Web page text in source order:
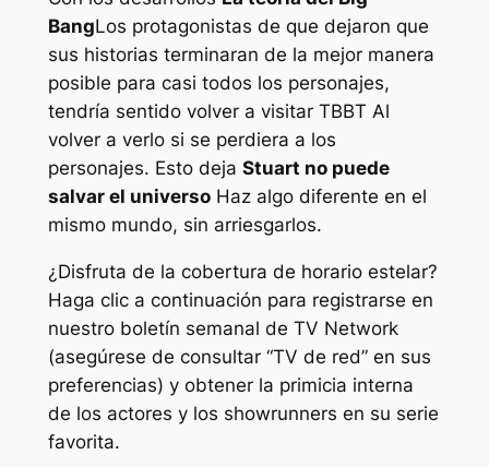
BangLos protagonistas de que dejaron que
sus historias terminaran de la mejor manera
posible para casi todos los personajes,
tendría sentido volver a visitar TBBT Al
volver a verlo si se perdiera a los
personajes. Esto deja Stuart no puede
salvar el universo Haz algo diferente en el
mismo mundo, sin arriesgarlos.
¿Disfruta de la cobertura de horario estelar?
Haga clic a continuación para registrarse en
nuestro boletín semanal de TV Network
(asegúrese de consultar “TV de red” en sus
preferencias) y obtener la primicia interna
de los actores y los showrunners en su serie
favorita.